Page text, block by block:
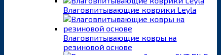
Влаговпитывающие коврики Leyla
Влаговпитывающие ковры на
резиновой основе